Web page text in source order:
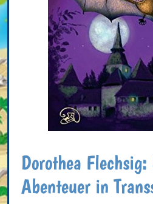
Dorothea
Abenteuer in